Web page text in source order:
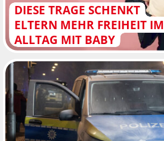
DIESE TRAGE SCHENKT
ELTERN MEHR FREIHEIT IM
ALLTAG MIT BABY